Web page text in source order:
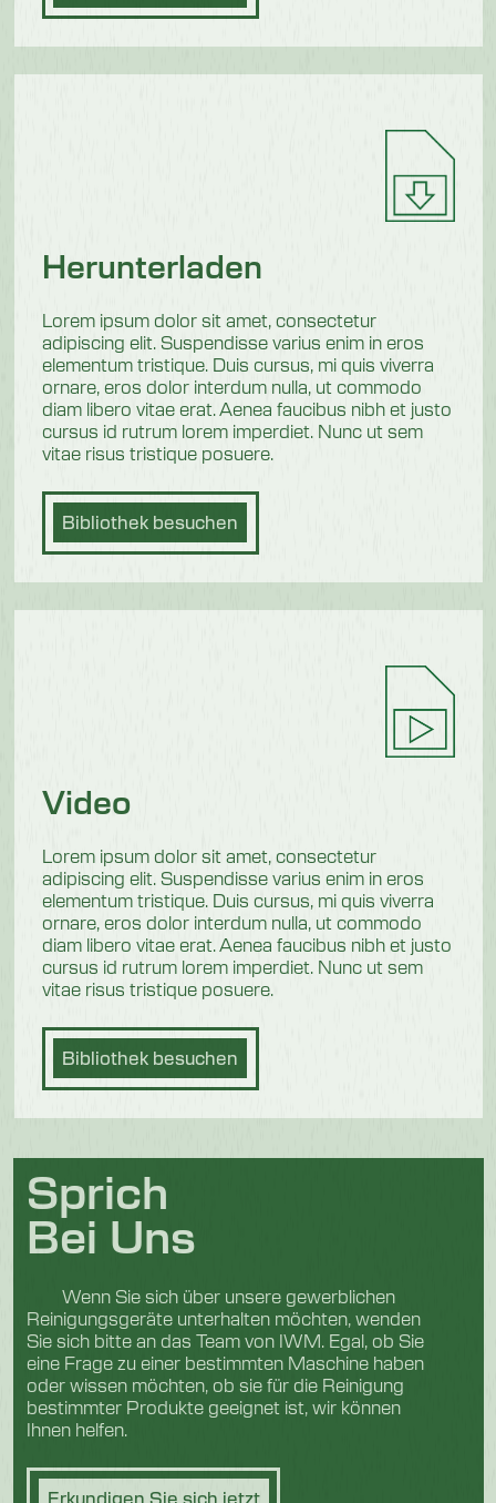
Herunterladen
Lorem ipsum dolor sit amet, consectetur
adipiscing elit. Suspendisse varius enim in eros
elementum tristique. Duis cursus, mi quis viverra
ornare, eros dolor interdum nulla, ut commodo
diam libero vitae erat. Aenea faucibus nibh et justo
cursus id rutrum lorem imperdiet. Nunc ut sem
vitae risus tristique posuere.
Bibliothek besuchen
Video
Lorem ipsum dolor sit amet, consectetur
adipiscing elit. Suspendisse varius enim in eros
elementum tristique. Duis cursus, mi quis viverra
ornare, eros dolor interdum nulla, ut commodo
diam libero vitae erat. Aenea faucibus nibh et justo
cursus id rutrum lorem imperdiet. Nunc ut sem
vitae risus tristique posuere.
Bibliothek besuchen
Sprich
Bei Uns
Wenn Sie sich über unsere gewerblichen
Reinigungsgeräte unterhalten möchten, wenden
Sie sich bitte an das Team von IWM. Egal, ob Sie
eine Frage zu einer bestimmten Maschine haben
oder wissen möchten, ob sie für die Reinigung
bestimmter Produkte geeignet ist, wir können
Ihnen helfen.
Erkundigen Sie sich jetzt